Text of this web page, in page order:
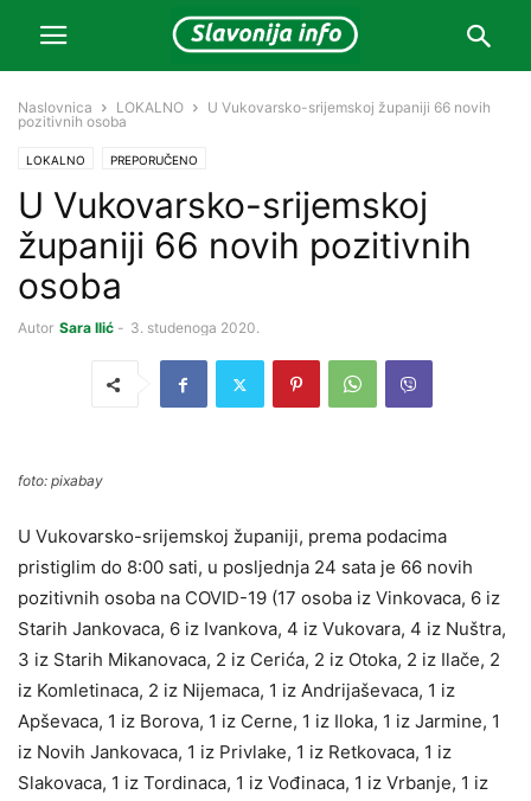
Naslovnica LOKALNO
U Vukovarsko-srijemskoj županiji 66 novih
pozitivnih osoba
LOKALNO PREPORUČENO
U Vukovarsko-srijemskoj
županiji 66 novih pozitivnih
osoba
Autor Sara Ilić - 3. studenoga 2020.
foto: pixabay
U Vukovarsko-srijemskoj županiji, prema podacima
pristiglim do 8:00 sati, u posljednja 24 sata je 66 novih
pozitivnih osoba na COVID-19 (17 osoba iz Vinkovaca, 6 iz
Starih Jankovaca, 6 iz Ivankova, 4 iz Vukovara, 4 iz Nuštra,
3 iz Starih Mikanovaca, 2 iz Cerića, 2 iz Otoka, 2 iz Ilače, 2
iz Komletinaca, 2 iz Nijemaca, 1 iz Andrijaševaca, 1 iz
Apševaca, 1 iz Borova, 1 iz Cerne, 1 iz Iloka, 1 iz Jarmine, 1
iz Novih Jankovaca, 1 iz Privlake, 1 iz Retkovaca, 1 iz
Slakovaca, 1 iz Tordinaca, 1 iz Vođinaca, 1 iz Vrbanje, 1 iz